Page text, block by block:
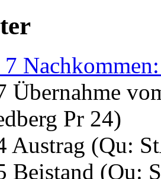
Übernahme
Pr 24)
Austrag (Qu:
Beistand (Qu: